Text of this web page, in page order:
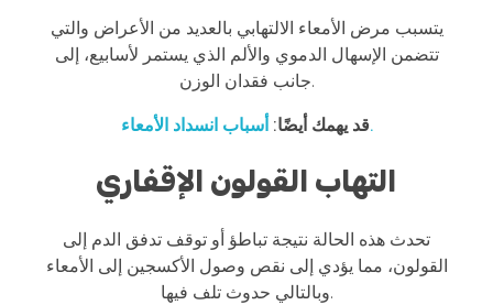
يتسبب مرض الأمعاء الالتهابي بالعديد من الأعراض والتي
تتضمن الإسهال الدموي والألم الذي يستمر لأسابيع، إلى
جانب فقدان الوزن.
قد يهمك أيضًا:أسباب انسداد الأمعاء.
التهاب القولون الإقفاري
تحدث هذه الحالة نتيجة تباطؤ أو توقف تدفق الدم إلى
القولون، مما يؤدي إلى نقص وصول الأكسجين إلى الأمعاء
وبالتالي حدوث تلف فيها.